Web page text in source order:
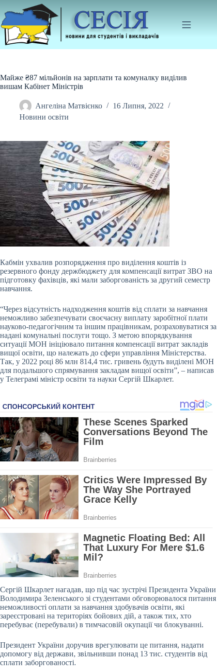
до
вмісту
Майже ₴87 мільйонів на зарплати та комуналку виділив
вишам Кабінет Міністрів
Ангеліна Матвієнко
16 Липня, 2022
Новини освіти
Кабмін ухвалив розпорядження про виділення коштів із
резервного фонду держбюджету для компенсації витрат ЗВО на
підготовку фахівців, які мали заборгованість за другий семестр
навчання.
“Через відсутність надходження коштів від сплати за навчання
неможливо забезпечувати своєчасну виплату заробітної плати
науково-педагогічним та іншим працівникам, розраховуватися за
надані комунальні послуги тощо. З метою впорядкування
ситуації МОН ініціювало питання компенсації витрат закладів
вищої освіти, що належать до сфери управління Міністерства.
Так, у 2022 році 86 млн 814,4 тис. гривень будуть виділені МОН
для подальшого спрямування закладам вищої освіти”, – написав
у Телеграмі міністр освіти та науки Сергій Шкарлет.
Сергій Шкарлет нагадав, що під час зустрічі Президента України
Володимира Зеленського зі студентами обговорювалося питання
неможливості оплати за навчання здобувачів освіти, які
зареєстровані на територіях бойових дій, а також тих, хто
перебуває (перебували) в тимчасовій окупації чи блокуванні.
Президент України доручив врегулювати це питання, надати
допомогу від держави, звільнивши понад 13 тис. студентів від
сплати заборгованості.